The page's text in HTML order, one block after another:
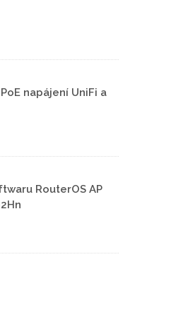
napájení UniFi a
RouterOS AP